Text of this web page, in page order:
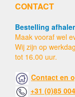
CONTACT
Bestelling
Maak vooraf wel
Wij zijn op
tot 16.00 uur.
Contact en
+31 (0)85